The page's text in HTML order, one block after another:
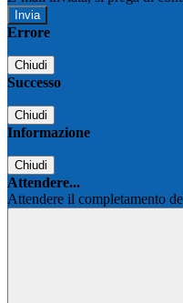
Errore
Chiudi
Successo
Chiudi
Informazione
Chiudi
Attendere...
Attendere il completamento